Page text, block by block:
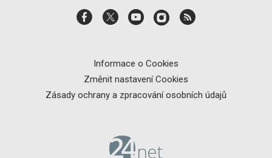
Informace o Cookies
Změnit nastavení Cookies
Zásady ochrany a zpracování osobních údajů